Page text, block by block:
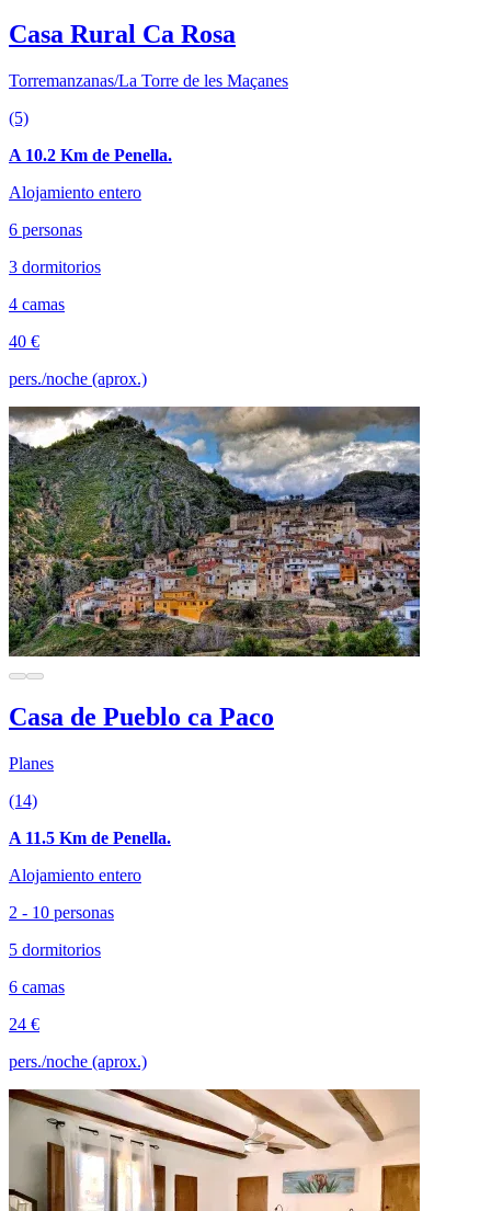
Casa Rural Ca Rosa
Torremanzanas/La Torre de les Maçanes
(5)
A 10.2 Km de Penella.
Alojamiento entero
6 personas
3 dormitorios
4 camas
40 €
pers./noche (aprox.)
Casa de Pueblo ca Paco
Planes
(14)
A 11.5 Km de Penella.
Alojamiento entero
2 - 10 personas
5 dormitorios
6 camas
24 €
pers./noche (aprox.)